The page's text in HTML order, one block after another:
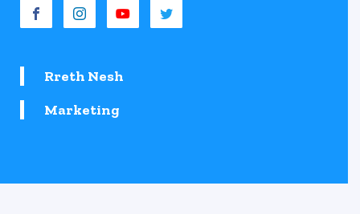
Rreth Nesh
Marketing